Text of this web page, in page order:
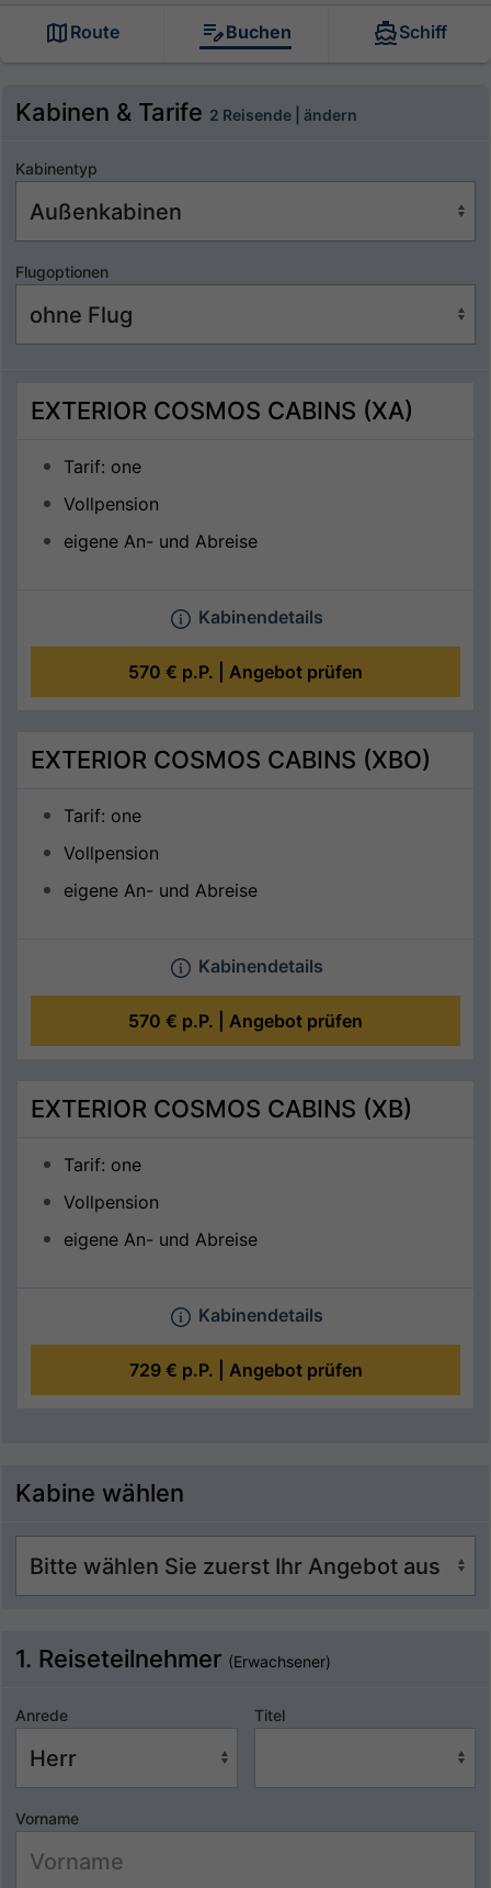
Route Buchen Schiff
Kabinen & Tarife 2 Reisende | ändern
Kabinentyp
Flugoptionen
EXTERIOR COSMOS CABINS (XA)
Tarif: one
Vollpension
eigene An- und Abreise
Kabinendetails
570 € p.P. | Angebot prüfen
EXTERIOR COSMOS CABINS (XBO)
Tarif: one
Vollpension
eigene An- und Abreise
Kabinendetails
570 € p.P. | Angebot prüfen
EXTERIOR COSMOS CABINS (XB)
Tarif: one
Vollpension
eigene An- und Abreise
Kabinendetails
729 € p.P. | Angebot prüfen
Kabine wählen
1. Reiseteilnehmer (Erwachsener)
Anrede Titel
Vorname